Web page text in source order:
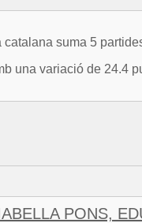
suma 5
una variació de 24.4
PONS,